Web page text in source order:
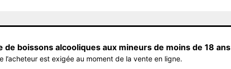
de boissons alcooliques aux mineurs de moins de 18 ans
l’acheteur est exigée au moment de la vente en ligne.